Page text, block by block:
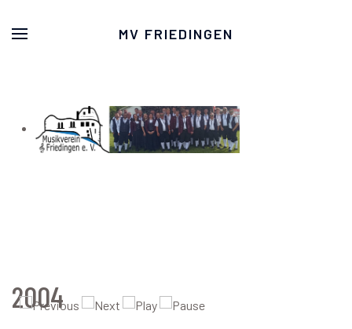
MV FRIEDINGEN
2004